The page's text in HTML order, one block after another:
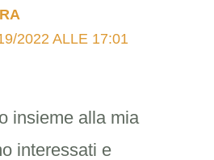
2022 ALLE 17:01
insieme alla mia
interessati e